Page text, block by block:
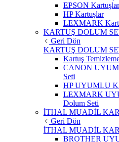
EPSON Kartuşlar
HP Kartuşlar
LEXMARK
KARTUŞ DOLUM
Geri Dön
KARTUŞ DOLUM
Kartuş
CANON
Seti
HP UYUMLU
LEXMARK
Dolum Seti
İTHAL MUADİL
Geri Dön
İTHAL MUADİL
BROTHER